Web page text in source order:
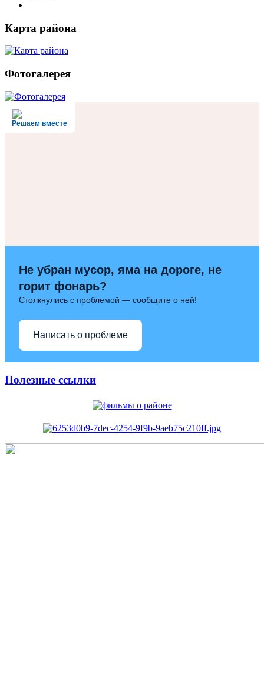
Карта района
Фотогалерея
Решаем вместе
Не убран мусор, яма на дороге, не
горит фонарь?
Столкнулись с проблемой — сообщите о ней!
Написать о проблеме
Полезные ссылки